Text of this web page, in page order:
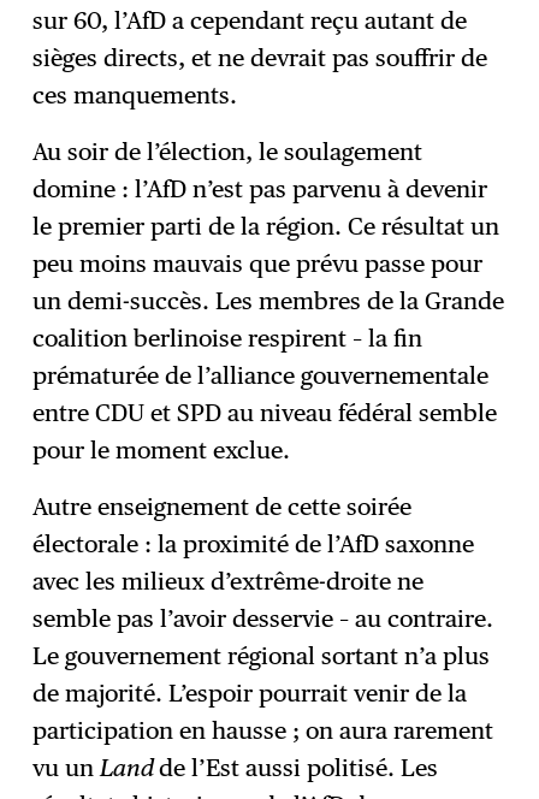
sur 60, l’AfD a cependant reçu autant de
sièges directs, et ne devrait pas souffrir de
ces manquements.
Au soir de l’élection, le soulagement
domine : l’AfD n’est pas parvenu à devenir
le premier parti de la région. Ce résultat un
peu moins mauvais que prévu passe pour
un demi-succès. Les membres de la Grande
coalition berlinoise respirent – la fin
prématurée de l’alliance gouvernementale
entre CDU et SPD au niveau fédéral semble
pour le moment exclue.
Autre enseignement de cette soirée
électorale : la proximité de l’AfD saxonne
avec les milieux d’extrême-droite ne
semble pas l’avoir desservie – au contraire.
Le gouvernement régional sortant n’a plus
de majorité. L’espoir pourrait venir de la
participation en hausse ; on aura rarement
vu un Landde l’Est aussi politisé. Les